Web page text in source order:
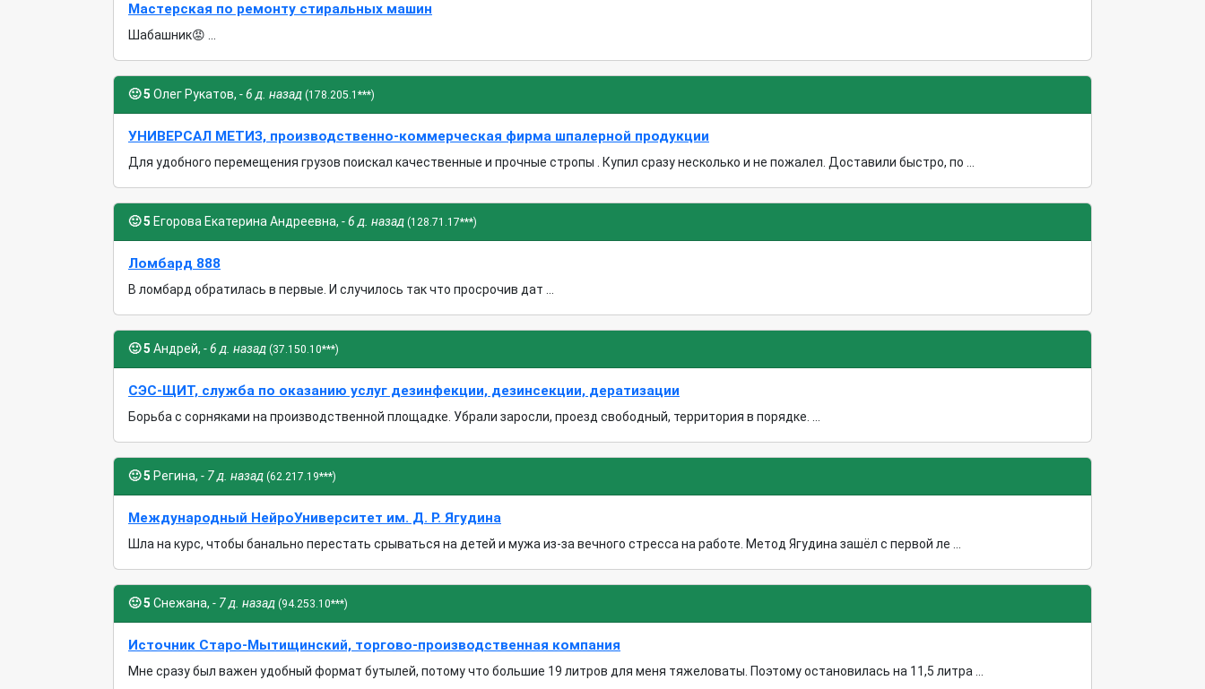
Мастерская по ремонту стиральных машин
Шабашник😡 ...
🙂5 Олег Рукатов, - 6 д. назад (178.205.1***)
УНИВЕРСАЛ МЕТИЗ, производственно-коммерческая фирма шпалерной продукции
Для удобного перемещения грузов поискал качественные и прочные стропы . Купил сразу несколько и не пожалел. Доставили быстро, по ...
🙂5 Егорова Екатерина Андреевна, - 6 д. назад (128.71.17***)
Ломбард 888
В ломбард обратилась в первые. И случилось так что просрочив дат ...
🙂5 Андрей, - 6 д. назад (37.150.10***)
СЭС-ЩИТ, служба по оказанию услуг дезинфекции, дезинсекции, дератизации
Борьба с сорняками на производственной площадке. Убрали заросли, проезд свободный, территория в порядке. ...
🙂5 Регина, - 7 д. назад (62.217.19***)
Международный НейроУниверситет им. Д. Р. Ягудина
Шла на курс, чтобы банально перестать срываться на детей и мужа из-за вечного стресса на работе. Метод Ягудина зашёл с первой ле ...
🙂5 Снежана, - 7 д. назад (94.253.10***)
Источник Старо-Мытищинский, торгово-производственная компания
Мне сразу был важен удобный формат бутылей, потому что большие 19 литров для меня тяжеловаты. Поэтому остановилась на 11,5 литра ...